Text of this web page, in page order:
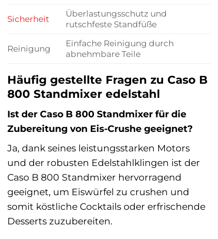
Sicherheit
Überlastungsschutz und
rutschfeste Standfüße
Reinigung
Einfache Reinigung durch
abnehmbare Teile
Häufig gestellte Fragen zu Caso B
800 Standmixer edelstahl
Ist der Caso B 800 Standmixer für die
Zubereitung von Eis-Crushe geeignet?
Ja, dank seines leistungsstarken Motors
und der robusten Edelstahlklingen ist der
Caso B 800 Standmixer hervorragend
geeignet, um Eiswürfel zu crushen und
somit köstliche Cocktails oder erfrischende
Desserts zuzubereiten.